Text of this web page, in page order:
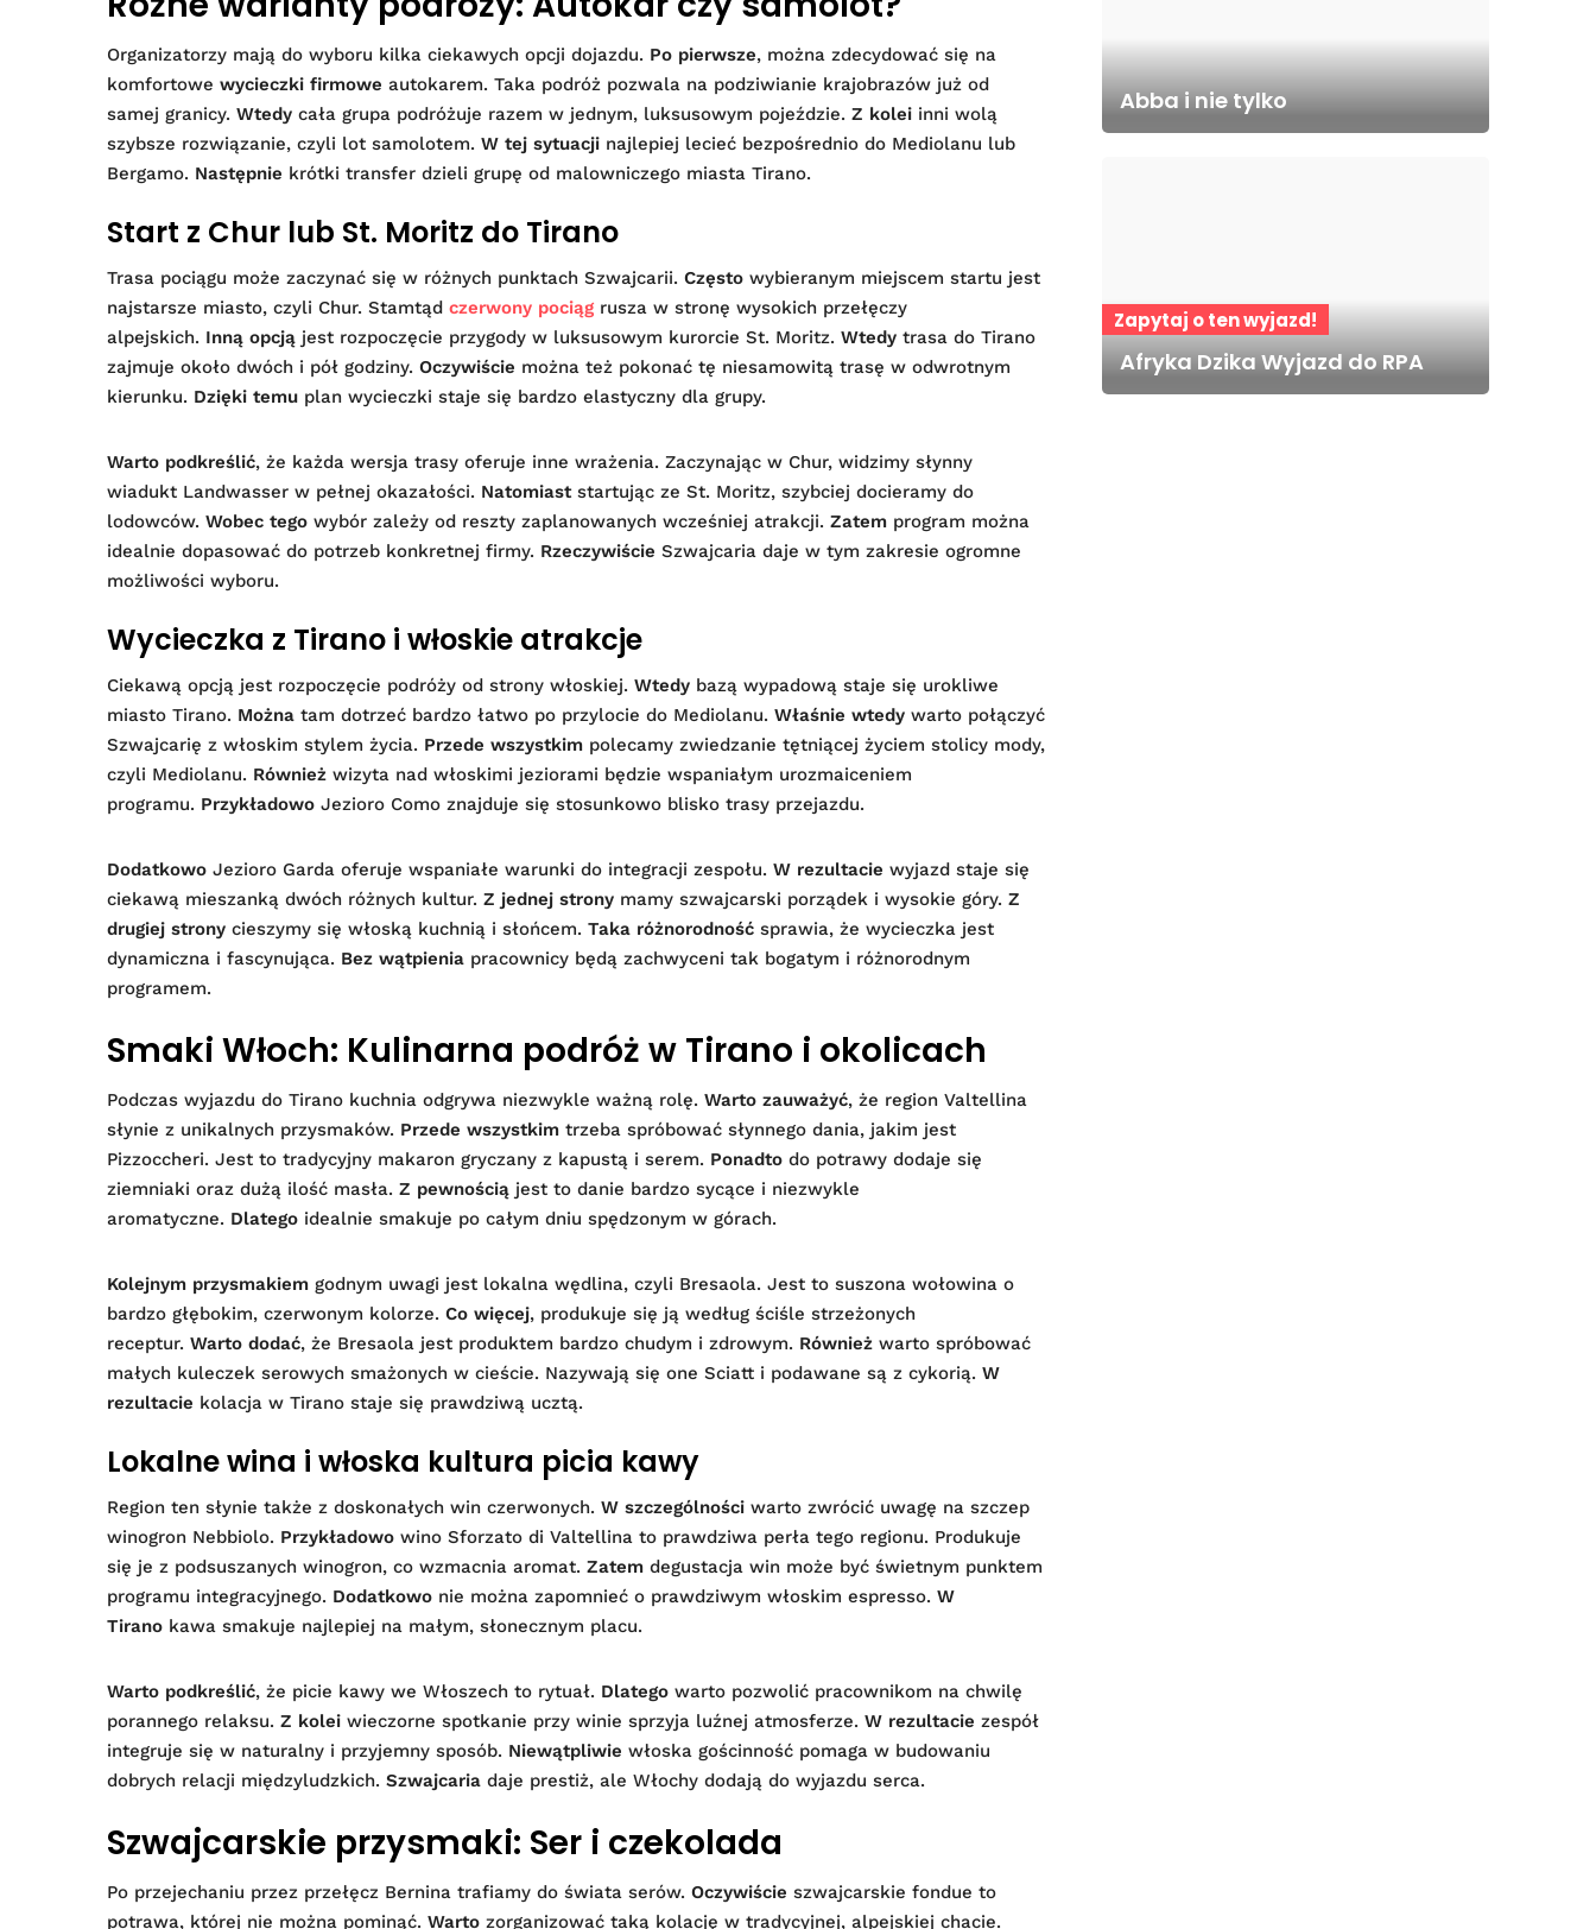
Organizatorzy mają do wyboru kilka ciekawych opcji dojazdu. Po pierwsze, można zdecydować się na
komfortowe wycieczki firmowe autokarem. Taka podróż pozwala na podziwianie krajobrazów już od
samej granicy. Wtedy cała grupa podróżuje razem w jednym, luksusowym pojeździe. Z kolei inni wolą
szybsze rozwiązanie, czyli lot samolotem. W tej sytuacji najlepiej lecieć bezpośrednio do Mediolanu lub
Bergamo. Następnie krótki transfer dzieli grupę od malowniczego miasta Tirano.
Start z Chur lub St. Moritz do Tirano
Trasa pociągu może zaczynać się w różnych punktach Szwajcarii. Często wybieranym miejscem startu jest
najstarsze miasto, czyli Chur. Stamtąd czerwony pociąg rusza w stronę wysokich przełęczy
alpejskich. Inną opcją jest rozpoczęcie przygody w luksusowym kurorcie St. Moritz. Wtedy trasa do Tirano
zajmuje około dwóch i pół godziny. Oczywiście można też pokonać tę niesamowitą trasę w odwrotnym
kierunku. Dzięki temu plan wycieczki staje się bardzo elastyczny dla grupy.
Warto podkreślić, że każda wersja trasy oferuje inne wrażenia. Zaczynając w Chur, widzimy słynny
wiadukt Landwasser w pełnej okazałości. Natomiaststartując ze St. Moritz, szybciej docieramy do
lodowców. Wobec tego wybór zależy od reszty zaplanowanych wcześniej atrakcji. Zatem program można
idealnie dopasować do potrzeb konkretnej firmy. Rzeczywiście Szwajcaria daje w tym zakresie ogromne
możliwości wyboru.
Wycieczka z Tirano i włoskie atrakcje
Ciekawą opcją jest rozpoczęcie podróży od strony włoskiej. Wtedy bazą wypadową staje się urokliwe
miasto Tirano. Można tam dotrzeć bardzo łatwo po przylocie do Mediolanu. Właśnie wtedy warto połączyć
Szwajcarię z włoskim stylem życia. Przede wszystkim polecamy zwiedzanie tętniącej życiem stolicy mody,
czyli Mediolanu. Również wizyta nad włoskimi jeziorami będzie wspaniałym urozmaiceniem
programu. Przykładowo Jezioro Como znajduje się stosunkowo blisko trasy przejazdu.
Dodatkowo Jezioro Garda oferuje wspaniałe warunki do integracji zespołu. W rezultacie wyjazd staje się
ciekawą mieszanką dwóch różnych kultur. Z jednej strony mamy szwajcarski porządek i wysokie góry. Z
drugiej strony cieszymy się włoską kuchnią i słońcem. Taka różnorodność sprawia, że wycieczka jest
dynamiczna i fascynująca. Bez wątpienia pracownicy będą zachwyceni tak bogatym i różnorodnym
programem.
Smaki Włoch: Kulinarna podróż w Tirano i okolicach
Podczas wyjazdu do Tirano kuchnia odgrywa niezwykle ważną rolę. Warto zauważyć, że region Valtellina
słynie z unikalnych przysmaków. Przede wszystkim trzeba spróbować słynnego dania, jakim jest
Pizzoccheri. Jest to tradycyjny makaron gryczany z kapustą i serem. Ponadto do potrawy dodaje się
ziemniaki oraz dużą ilość masła. Z pewnością jest to danie bardzo sycące i niezwykle
aromatyczne. Dlatego idealnie smakuje po całym dniu spędzonym w górach.
Kolejnym przysmakiem godnym uwagi jest lokalna wędlina, czyli Bresaola. Jest to suszona wołowina o
bardzo głębokim, czerwonym kolorze. Co więcej, produkuje się ją według ściśle strzeżonych
receptur. Warto dodać, że Bresaola jest produktem bardzo chudym i zdrowym. Również warto spróbować
małych kuleczek serowych smażonych w cieście. Nazywają się one Sciatt i podawane są z cykorią. W
rezultacie kolacja w Tirano staje się prawdziwą ucztą.
Lokalne wina i włoska kultura picia kawy
Region ten słynie także z doskonałych win czerwonych. W szczególności warto zwrócić uwagę na szczep
winogron Nebbiolo. Przykładowo wino Sforzato di Valtellina to prawdziwa perła tego regionu. Produkuje
się je z podsuszanych winogron, co wzmacnia aromat. Zatem degustacja win może być świetnym punktem
programu integracyjnego. Dodatkowo nie można zapomnieć o prawdziwym włoskim espresso. W
Tirano kawa smakuje najlepiej na małym, słonecznym placu.
Warto podkreślić, że picie kawy we Włoszech to rytuał. Dlatego warto pozwolić pracownikom na chwilę
porannego relaksu. Z kolei wieczorne spotkanie przy winie sprzyja luźnej atmosferze. W rezultacie zespół
integruje się w naturalny i przyjemny sposób. Niewątpliwie włoska gościnność pomaga w budowaniu
dobrych relacji międzyludzkich. Szwajcaria daje prestiż, ale Włochy dodają do wyjazdu serca.
Szwajcarskie przysmaki: Ser i czekolada
Po przejechaniu przez przełęcz Bernina trafiamy do świata serów. Oczywiście szwajcarskie fondue to
potrawa, której nie można pominąć. Warto zorganizować taką kolację w tradycyjnej, alpejskiej chacie.
Abba i nie tylko
Zapytaj o ten wyjazd!
Afryka Dzika Wyjazd do RPA